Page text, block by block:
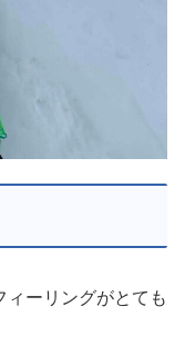
ーリングがとても